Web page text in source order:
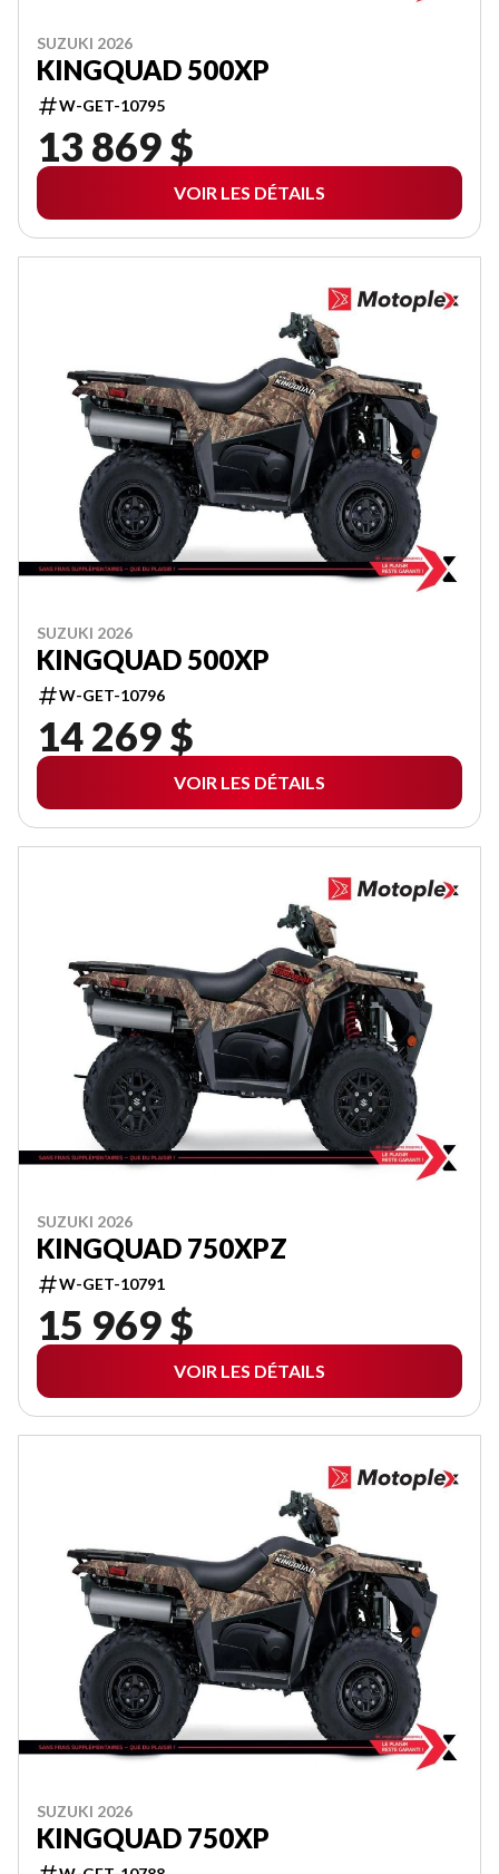
SUZUKI 2026
KINGQUAD 500XP
W-GET-10795
13 869 $
VOIR LES DÉTAILS
SUZUKI 2026
KINGQUAD 500XP
W-GET-10796
14 269 $
VOIR LES DÉTAILS
SUZUKI 2026
KINGQUAD 750XPZ
W-GET-10791
15 969 $
VOIR LES DÉTAILS
SUZUKI 2026
KINGQUAD 750XP